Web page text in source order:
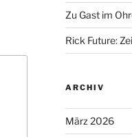
Zu Gast im
Rick Future:
ARCHIV
März 2026